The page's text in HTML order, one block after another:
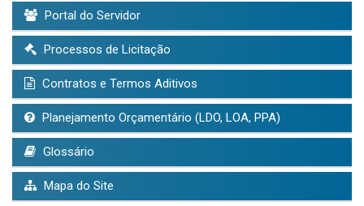
Portal do Servidor
Processos de Licitação
Contratos e Termos Aditivos
Planejamento Orçamentário (LDO, LOA, PPA)
Glossário
Mapa do Site